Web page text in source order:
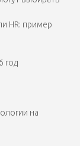
HR: пример
год
на